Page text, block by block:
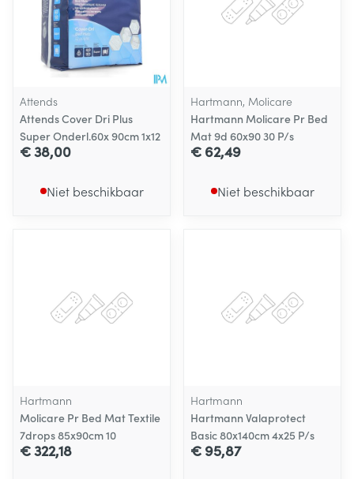
Attends
Attends Cover Dri Plus
Super Onderl.60x 90cm 1x12
€ 38,00
Niet beschikbaar
Hartmann, Molicare
Hartmann Molicare Pr Bed
Mat 9d 60x90 30 P/s
€ 62,49
Niet beschikbaar
Hartmann
Molicare Pr Bed Mat Textile
7drops 85x90cm 10
€ 322,18
Hartmann
Hartmann Valaprotect
Basic 80x140cm 4x25 P/s
€ 95,87